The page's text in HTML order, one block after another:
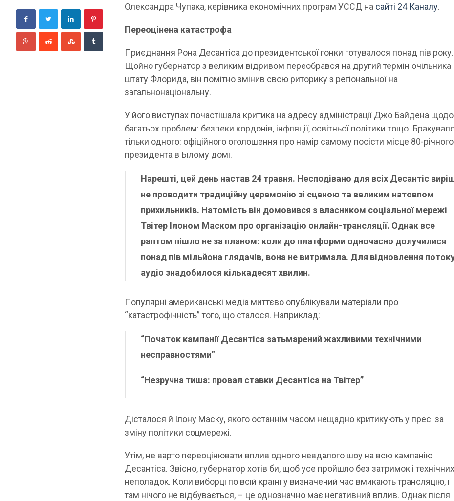
Олександра Чупака, керівника економічних програм УССД на сайті 24 Каналу.
Переоцінена катастрофа
Приєднання Рона Десантіса до президентської гонки готувалося понад пів року.
Щойно губернатор з великим відривом переобрався на другий термін очільника
штату Флорида, він помітно змінив свою риторику з регіональної на
загальнонаціональну.
У його виступах почастішала критика на адресу адміністрації Джо Байдена щодо
багатьох проблем: безпеки кордонів, інфляції, освітньої політики тощо.
тільки одного: офіційного оголошення про намір самому посісти місце 80-річного
президента в Білому домі.
Нарешті, цей день настав 24 травня. Несподівано для всіх Десантіс
не проводити традиційну церемонію зі сценою та великим натовпом
прихильників. Натомість він домовився з власником соціальної мережі
Твітер Ілоном Маском про організацію онлайн-трансляції. Однак все
раптом пішло не за планом: коли до платформи одночасно долучилися
понад пів мільйона глядачів, вона не витримала. Для відновлення
аудіо знадобилося кількадесят хвилин.
Популярні американські медіа миттєво опублікували матеріали про
“катастрофічність” того, що сталося. Наприклад:
“Початок кампанії Десантіса затьмарений жахливими технічними
несправностями”
“Незручна тиша: провал ставки Десантіса на Твітер”
Дісталося й Ілону Маску, якого останнім часом нещадно критикують у пресі за
зміну політики соцмережі.
Утім, не варто переоцінювати вплив одного невдалого шоу на всю кампанію
Десантіса. Звісно, губернатор хотів би, щоб усе пройшло без затримок і технічних
неполадок. Коли виборці по всій країні у визначений час вмикають трансляцію, і
там нічого не відбувається, – це однозначно має негативний вплив. Однак після